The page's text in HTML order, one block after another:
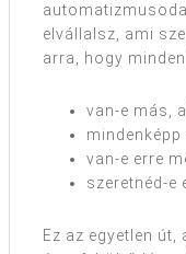
elvállalsz, ami
arra, hogy
van-e más,
van-e erre
szeretnéd-e
Ez az egyetlen